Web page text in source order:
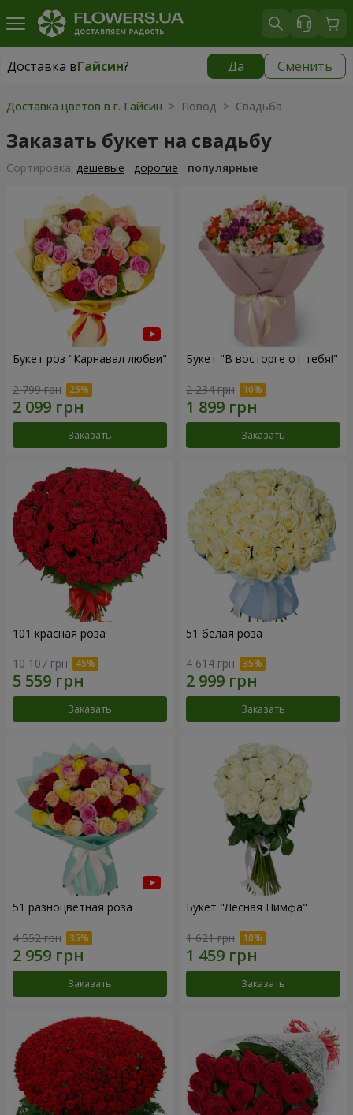
Доставка вГайсин? Да Сменить
Доставка вГайсин
Доставка цветов в г. Гайсин > Повод > Свадьба
Заказать букет на свадьбу
Cортировка: дешевые дорогие популярные
Букет роз "Карнавал любви"
2 799 грн
Заказать
Букет "В восторге от тебя!"
2 234 грн
Заказать
101 красная роза
10 107 грн
Заказать
51 белая роза
4 614 грн
Заказать
51 разноцветная роза
4 552 грн
Заказать
Букет "Лесная Нимфа"
1 621 грн
Заказать